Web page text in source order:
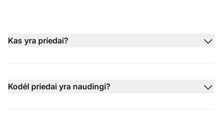
Kas yra priedai?
Kodėl priedai yra naudingi?